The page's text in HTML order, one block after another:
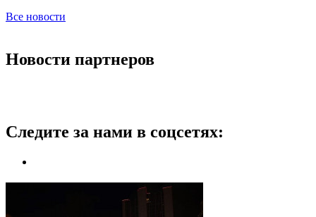
Все новости
Новости партнеров
Следите за нами в соцсетях: